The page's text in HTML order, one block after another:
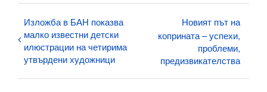
Изложба в БАН показва
малко известни детски
илюстрации на четирима
утвърдени художници
Новият път на
коприната – успехи,
проблеми,
предизвикателства